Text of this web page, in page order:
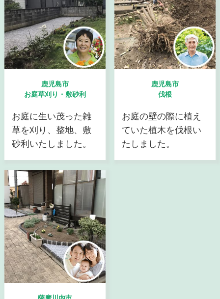
鹿児島市
お庭草刈り・敷砂利
お庭に生い茂った雑
草を刈り、整地、敷
砂利いたしました。
鹿児島市
伐根
お庭の壁の際に植え
ていた植木を伐根い
たしました。